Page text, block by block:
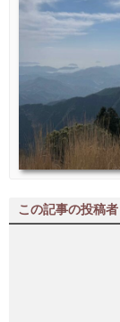
この記事の投稿者